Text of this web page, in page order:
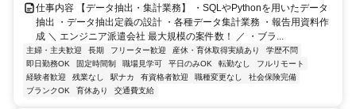
仕事内容 【データ抽出・集計業務】 ・SQLやPythonを用いたデータ
抽出 ・データ抽出定義の設計 ・各種データ集計業務 ・報告用資料作
成 ＼ エンジニア派遣会社 最大規模の案件数！ ／ ・ブラ...
主婦・主夫歓迎 長期 フリーター歓迎 産休・育休取得実績あり
学歴不問
即日勤務OK
固定時間制 職場見学可 平日のみOK 転勤なし
フルリモート
経験者歓迎
残業なし 駅ナカ 有資格者歓迎 職種変更なし
社会保険完備
ブランクOK
育休あり 交通費支給